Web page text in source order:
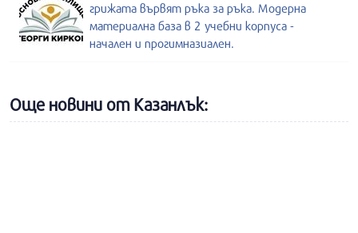
грижата вървят ръка за ръка. Модерна
материална база в 2 учебни корпуса -
начален и прогимназиален.
Още новини от Казанлък: